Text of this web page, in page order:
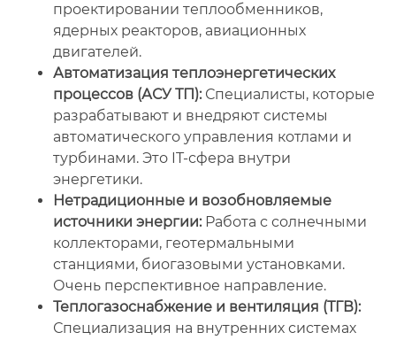
проектировании теплообменников,
ядерных реакторов, авиационных
двигателей.
Автоматизация теплоэнергетических
процессов (АСУ ТП):Специалисты, которые
разрабатывают и внедряют системы
автоматического управления котлами и
турбинами. Это IT-сфера внутри
энергетики.
Нетрадиционные и возобновляемые
источники энергии:Работа с солнечными
коллекторами, геотермальными
станциями, биогазовыми установками.
Очень перспективное направление.
Теплогазоснабжение и вентиляция (ТГВ):
Специализация на внутренних системах